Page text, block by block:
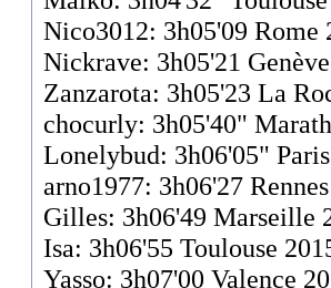
Nico3012: 3h05'09 Rome
Nickrave: 3h05'21
Zanzarota: 3h05'23 La
chocurly: 3h05'40"
Lonelybud: 3h06'05"
arno1977: 3h06'27
Gilles: 3h06'49 Marseille
Isa: 3h06'55 Toulouse
Yasso: 3h07'00 Valence